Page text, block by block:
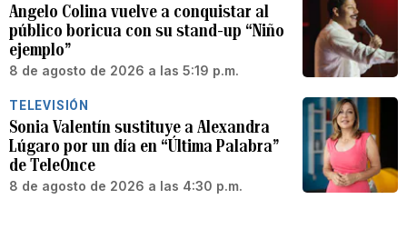
Angelo Colina vuelve a conquistar al
público boricua con su stand-up “Niño
ejemplo”
8 de agosto de 2026 a las 5:19 p.m.
TELEVISIÓN
Sonia Valentín sustituye a Alexandra
Lúgaro por un día en “Última Palabra”
de TeleOnce
8 de agosto de 2026 a las 4:30 p.m.